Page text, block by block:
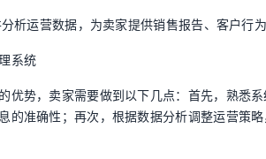
析运营数据，为卖家提供销售报告、客户行
系统
优势，卖家需要做到以下几点：首先，熟悉
的准确性；再次，根据数据分析调整运营策